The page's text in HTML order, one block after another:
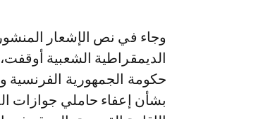
وجاء في نص الإشعار
حكومة الجمهورية الفرنسية
بشأن إعفاء حاملي جوازات